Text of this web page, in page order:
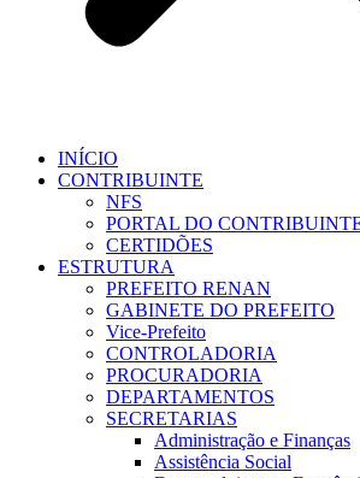
INÍCIO
CONTRIBUINTE
NFS
PORTAL DO
CERTIDÕES
ESTRUTURA
PREFEITO RENAN
GABINETE DO PREFEITO
Vice-Prefeito
CONTROLADORIA
PROCURADORIA
DEPARTAMENTOS
SECRETARIAS
Administração e Finanças
Assistência Social